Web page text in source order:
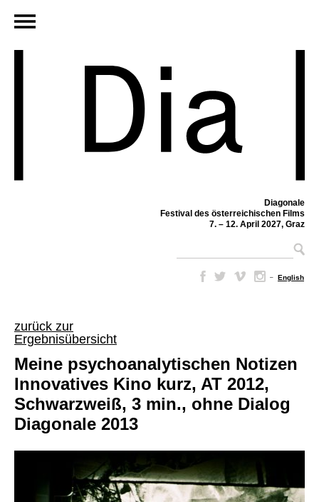
Diagonale
Festival des österreichischen Films
7. – 12. April 2027, Graz
– English
zurück zur
Ergebnisübersicht
Meine psychoanalytischen Notizen
Innovatives Kino kurz, AT 2012,
Schwarzweiß, 3 min., ohne Dialog
Diagonale 2013